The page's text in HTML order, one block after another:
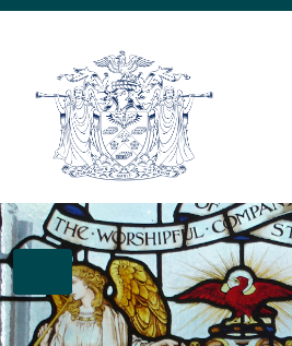
TOGGLE NAVIGATION